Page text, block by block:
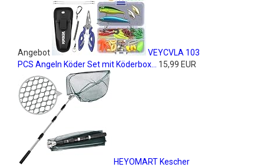
Angebot
VEYCVLA 103
PCS Angeln Köder Set mit Köderbox...
15,99 EUR
HEYOMART Kescher